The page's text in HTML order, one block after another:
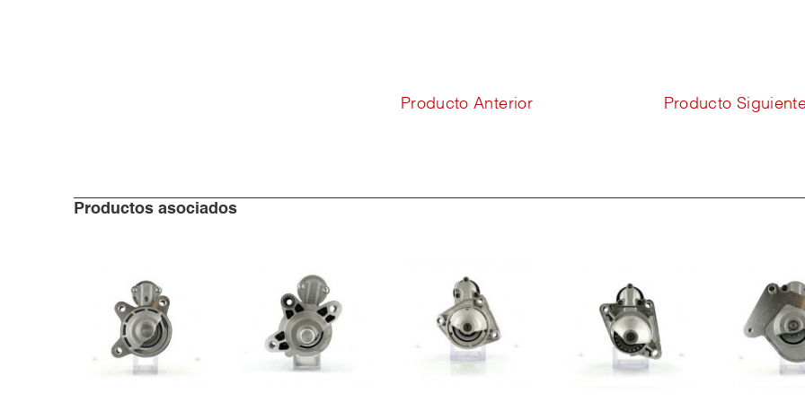
Producto Anterior Producto
Productos asociados